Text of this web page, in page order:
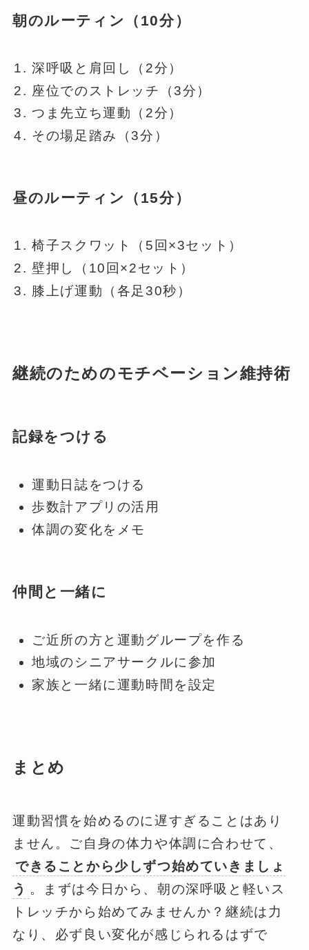
朝のルーティン（10分）
深呼吸と肩回し（2分）
座位でのストレッチ（3分）
つま先立ち運動（2分）
その場足踏み（3分）
昼のルーティン（15分）
椅子スクワット（5回×3セット）
壁押し（10回×2セット）
膝上げ運動（各足30秒）
継続のためのモチベーション維持術
記録をつける
運動日誌をつける
歩数計アプリの活用
体調の変化をメモ
仲間と一緒に
ご近所の方と運動グループを作る
地域のシニアサークルに参加
家族と一緒に運動時間を設定
まとめ
運動習慣を始めるのに遅すぎることはあり
ません。ご自身の体力や体調に合わせて、
できることから少しずつ始めていきましょ
う 。まずは今日から、朝の深呼吸と軽いス
トレッチから始めてみませんか？継続は力
なり、必ず良い変化が感じられるはずで